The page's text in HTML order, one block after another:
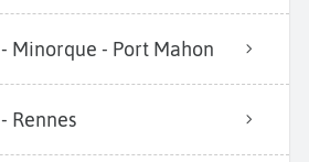
Minorque - Port Mahon
Rennes